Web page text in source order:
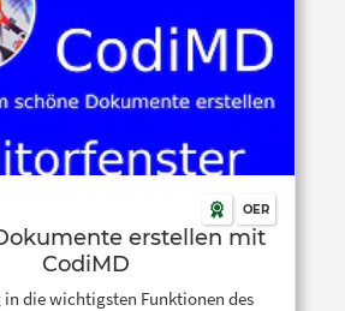
für die moderne
Hausfrau
mit und über Frauen in der
OER
erstellen mit
CodiMD
die wichtigsten Funktionen des